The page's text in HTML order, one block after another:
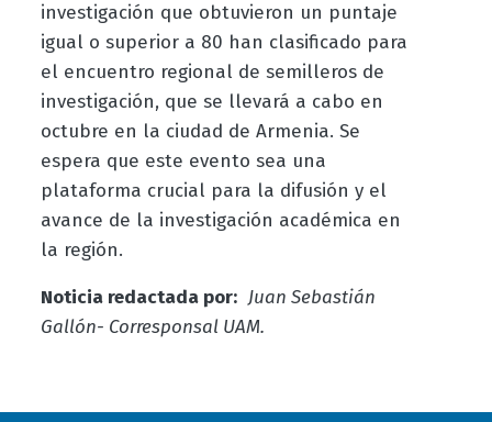
investigación que obtuvieron un puntaje
igual o superior a 80 han clasificado para
el encuentro regional de semilleros de
investigación, que se llevará a cabo en
octubre en la ciudad de Armenia. Se
espera que este evento sea una
plataforma crucial para la difusión y el
avance de la investigación académica en
la región.
Noticia redactada por: Juan Sebastián
Gallón- Corresponsal UAM.